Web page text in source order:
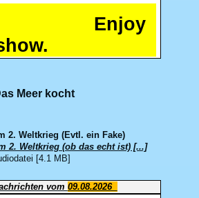
Enjoy
Meer kocht
2. Weltkrieg (Evtl. ein Fake)
2. Weltkrieg (ob das echt ist) [...]
[4.1 MB]
vom 09.08.2026